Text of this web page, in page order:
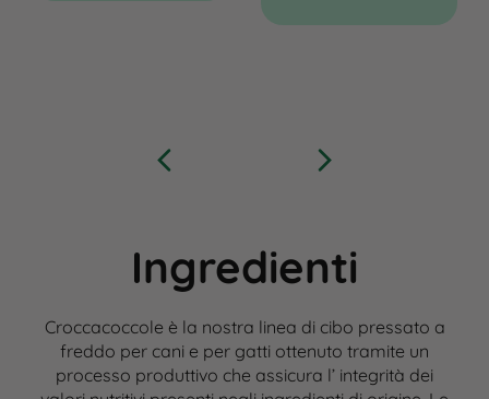
Ingredienti
Croccacoccole è la nostra linea di cibo pressato a
freddo per cani e per gatti ottenuto tramite un
processo produttivo che assicura l’ integrità dei